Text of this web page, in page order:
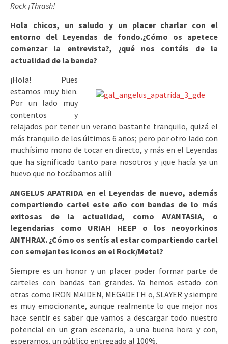
Rock ¡Thrash!
Hola chicos, un saludo y un placer charlar con el
entorno del Leyendas de fondo.¿Cómo os apetece
comenzar la entrevista?, ¿qué nos contáis de la
actualidad de la banda?
¡Hola! Pues
estamos muy bien.
Por un lado muy
contentos y
relajados por tener un verano bastante tranquilo, quizá el
más tranquilo de los últimos 6 años; pero por otro lado con
muchísimo mono de tocar en directo, y más en el Leyendas
que ha significado tanto para nosotros y ¡que hacía ya un
huevo que no tocábamos allí!
ANGELUS APATRIDA en el Leyendas de nuevo, además
compartiendo cartel este año con bandas de lo más
exitosas de la actualidad, como AVANTASIA, o
legendarias como URIAH HEEP o los neoyorkinos
ANTHRAX. ¿Cómo os sentís al estar compartiendo cartel
con semejantes iconos en el Rock/Metal?
Siempre es un honor y un placer poder formar parte de
carteles con bandas tan grandes. Ya hemos estado con
otras como IRON MAIDEN, MEGADETH o, SLAYER y siempre
es muy emocionante, aunque realmente lo que mejor nos
hace sentir es saber que vamos a descargar todo nuestro
potencial en un gran escenario, a una buena hora y con,
esperamos, un público entregado al 100%.